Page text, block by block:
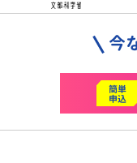
今
簡単
申込